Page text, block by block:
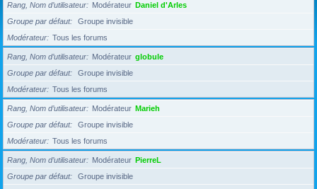
Rang, Nom d’utilisateur Modérateur Daniel d'Arles
Groupe par défaut
Groupe invisible
Modérateur
Tous les forums
Rang, Nom d’utilisateur Modérateur globule
Groupe par défaut
Groupe invisible
Modérateur
Tous les forums
Rang, Nom d’utilisateur Modérateur Marieh
Groupe par défaut
Groupe invisible
Modérateur
Tous les forums
Rang, Nom d’utilisateur Modérateur PierreL
Groupe par défaut
Groupe invisible